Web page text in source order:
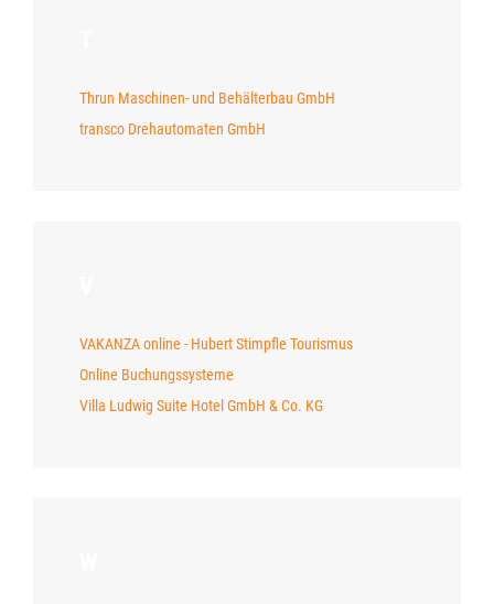
Thrun Maschinen- und Behälterbau GmbH
transco Drehautomaten GmbH
VAKANZA online - Hubert Stimpfle Tourismus
Online Buchungssysteme
Villa Ludwig Suite Hotel GmbH & Co. KG